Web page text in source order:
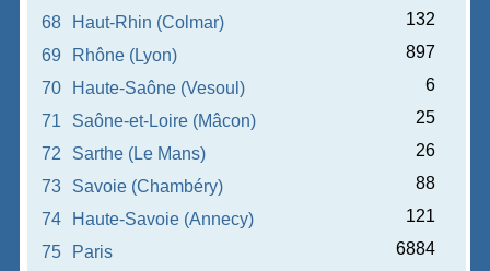
68
Haut-Rhin (Colmar)
132
69
Rhône (Lyon)
897
70
Haute-Saône (Vesoul)
6
71
Saône-et-Loire (Mâcon)
25
72
Sarthe (Le Mans)
26
73
Savoie (Chambéry)
88
74
Haute-Savoie (Annecy)
121
75
Paris
6884